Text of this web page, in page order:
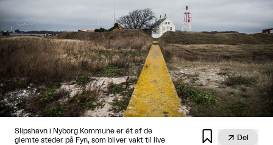
Slipshavn i Nyborg Kommune er ét af de
glemte steder på Fyn, som bliver vakt til live
  Del